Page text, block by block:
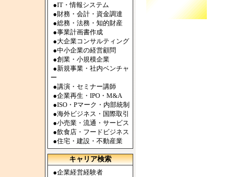
●IT・情報システム
●財務・会計・資金調達
●総務・法務・知的財産
●事業計画書作成
●大企業コンサルティング
●中小企業の経営顧問
●創業・小規模企業
●新規事業・社内ベンチャ
ー
●講演・セミナー講師
●企業再生・IPO・M&A
●ISO・Pマーク・内部統制
●海外ビジネス・国際取引
●小売業・流通・サービス
●飲食店・フードビジネス
●住宅・建設・不動産業
キャリア検索
●企業経営経験者